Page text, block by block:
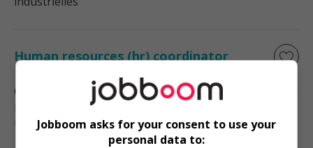
Human resources (hr) coordinator
Ottawa
Ressources humaines et relations
industrielles
Jobboom asks for your consent to use your
personal data to: